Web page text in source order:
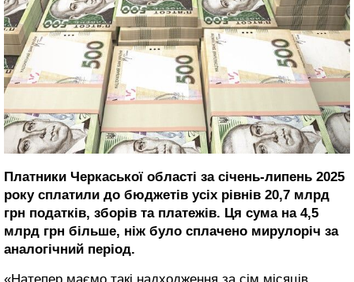
Платники Черкаської області за січень-липень 2025
року сплатили до бюджетів усіх рівнів 20,7 млрд
грн податків, зборів та платежів. Ця сума на 4,5
млрд грн більше, ніж було сплачено мирулоріч за
аналогічний період.
«Натепер маємо такі надходження за сім місяців